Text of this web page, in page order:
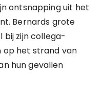
ontsnapping uit het
Bernards grote
bij zijn collega-
het strand van
hun gevallen